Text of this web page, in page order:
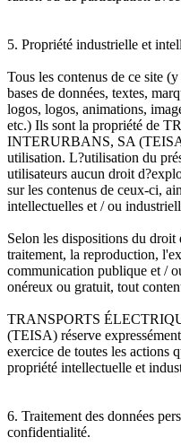
5. Propriété industrielle et
Tous les contenus de ce site
bases de données, textes,
logos, logos, animations,
etc.) Ils sont la propriété de
INTERURBANS, SA
utilisation. L?utilisation du
utilisateurs aucun droit
sur les contenus de ceux-ci,
intellectuelles et / ou
Selon les dispositions du
traitement, la reproduction,
communication publique et /
onéreux ou gratuit, tout
TRANSPORTS
(TEISA) réserve
exercice de toutes les actions
propriété intellectuelle et
6. Traitement des données
confidentialité.